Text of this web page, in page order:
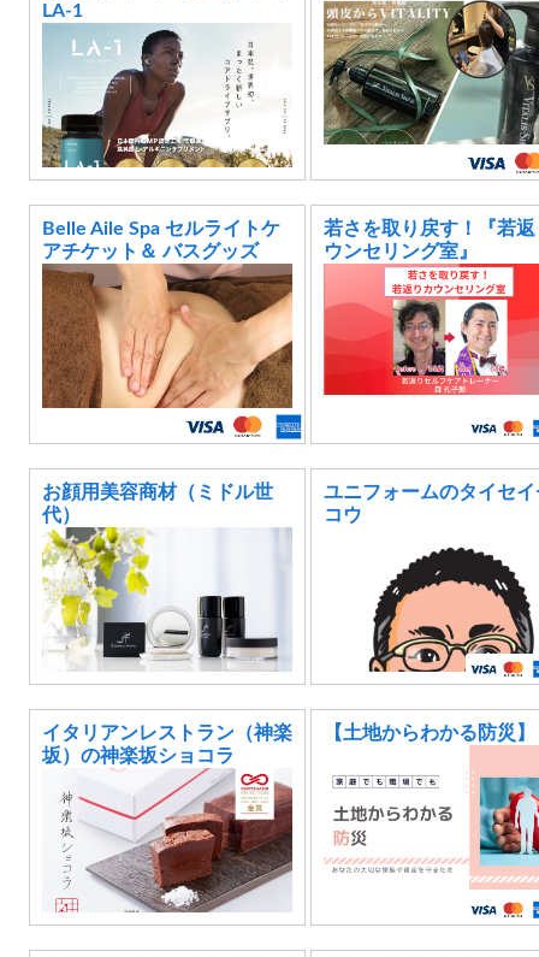
LA-1
Belle Aile Spa セルライトケ
アチケット＆ バスグッズ
若さを取り戻す！『若返
ウンセリング室』
お顔用美容商材（ミドル世
代）
ユニフォームのタイセイ
コウ
イタリアンレストラン（神楽
坂）の神楽坂ショコラ
【土地からわかる防災】